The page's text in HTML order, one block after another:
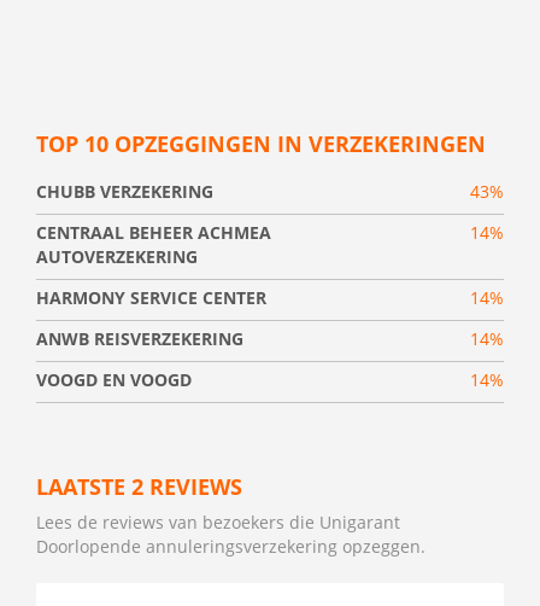
TOP 10 OPZEGGINGEN IN VERZEKERINGEN
CHUBB VERZEKERING
43%
CENTRAAL BEHEER ACHMEA
AUTOVERZEKERING
14%
HARMONY SERVICE CENTER
14%
ANWB REISVERZEKERING
14%
VOOGD EN VOOGD
14%
LAATSTE 2 REVIEWS
Lees de reviews van bezoekers die Unigarant
Doorlopende annuleringsverzekering opzeggen.